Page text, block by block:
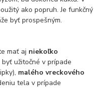
ako popruh. Je funkčný
byť prospešným.
mať aj niekoľko
byť užitočné v prípade
malého vreckového
tela v prípade